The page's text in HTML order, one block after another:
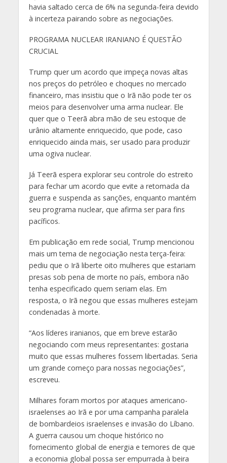
havia saltado cerca de 6% na segunda-feira devido
à incerteza pairando sobre as negociações.
PROGRAMA NUCLEAR IRANIANO É QUESTÃO
CRUCIAL
Trump quer um acordo que impeça novas altas
nos preços do petróleo e choques no mercado
financeiro, mas insistiu que o Irã não pode ter os
meios para desenvolver uma arma nuclear. Ele
quer que o Teerã abra mão de seu estoque de
urânio altamente enriquecido, que pode, caso
enriquecido ainda mais, ser usado para produzir
uma ogiva nuclear.
Já Teerã espera explorar seu controle do estreito
para fechar um acordo que evite a retomada da
guerra e suspenda as sanções, enquanto mantém
seu programa nuclear, que afirma ser para fins
pacíficos.
Em publicação em rede social, Trump mencionou
mais um tema de negociação nesta terça-feira:
pediu que o Irã liberte oito mulheres que estariam
presas sob pena de morte no país, embora não
tenha especificado quem seriam elas. Em
resposta, o Irã negou que essas mulheres estejam
condenadas à morte.
“Aos líderes iranianos, que em breve estarão
negociando com meus representantes: gostaria
muito que essas mulheres fossem libertadas. Seria
um grande começo para nossas negociações”,
escreveu.
Milhares foram mortos por ataques americano-
israelenses ao Irã e por uma campanha paralela
de bombardeios israelenses e invasão do Líbano.
A guerra causou um choque histórico no
fornecimento global de energia e temores de que
a economia global possa ser empurrada à beira